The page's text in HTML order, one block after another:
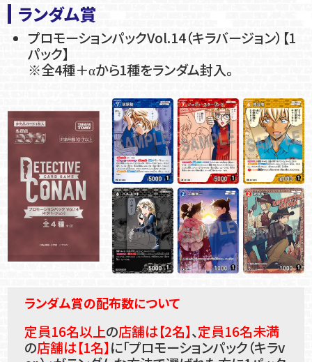
ランダム賞
プロモーションパックVol.14（キラバージョン）【1
パック】
※全4種＋αから1種をランダム封入。
ランダム賞の配布数について
定員16名以上の店舗は【2名】、定員16名未満
の店舗は【1名】に「プロモーションパック（キラv